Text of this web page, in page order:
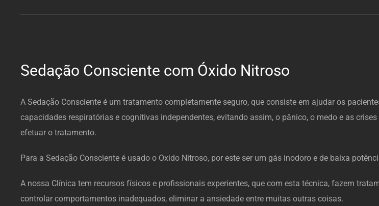
Larger
Sedação Consciente com Óxido Nitroso
A Sedação Consciente é um tratamento completamente seguro, que consiste em ajudar os
capacidades respiratórias e cognitivas independentes, evitando assim, o pânico, o medo e as
efetuar o tratamento.
Para a Sedação Consciente é usado o Oxido Nitroso, por este ser um gás inodoro e de baixa
A nossa Clínica tem recursos físicos e profissionais experientes, que com esta técnica, fazem
controlar comportamentos inadequados, eliminar a ansiedade entre muitas outras coisas.